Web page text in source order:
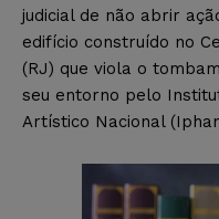
judicial de não abrir
edifício construído no
(RJ) que viola o
seu entorno pelo
Artístico Nacional